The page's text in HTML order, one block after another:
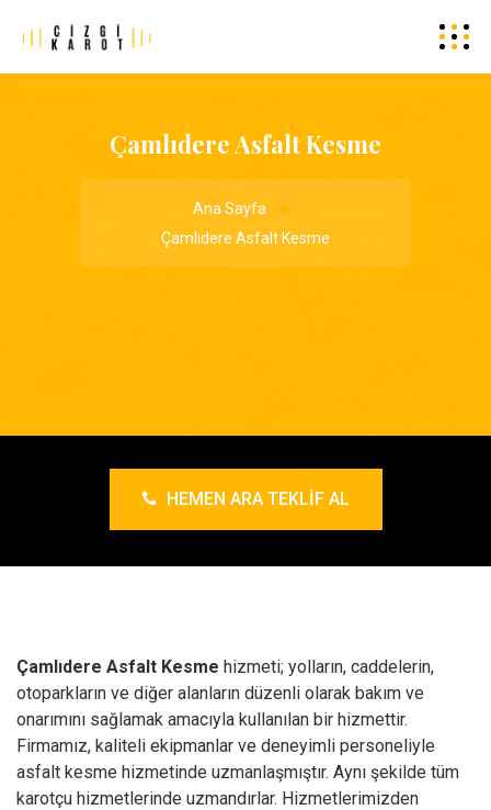
Çamlıdere Asfalt Kesme
Ana Sayfa
Çamlıdere Asfalt Kesme
HEMEN ARA TEKLIF AL
Çamlıdere Asfalt Kesme hizmeti; yolların, caddelerin,
otoparkların ve diğer alanların düzenli olarak bakım ve
onarımını sağlamak amacıyla kullanılan bir hizmettir.
Firmamız, kaliteli ekipmanlar ve deneyimli personeliyle
asfalt kesme hizmetinde uzmanlaşmıştır. Aynı şekilde tüm
karotçu hizmetlerinde uzmandırlar. Hizmetlerimizden